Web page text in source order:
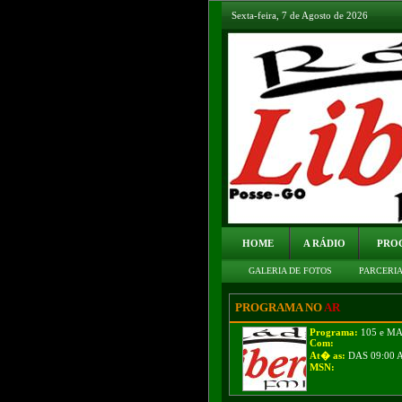
Sexta-feira, 7 de Agosto de 2026
HOME A RÁDIO
GALERIA DE FOTOS
PROGRAMA NOAR
Programa: 105 e
Com:
At� as: DAS 09:00
MSN: